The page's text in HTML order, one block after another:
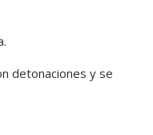
detonaciones y se